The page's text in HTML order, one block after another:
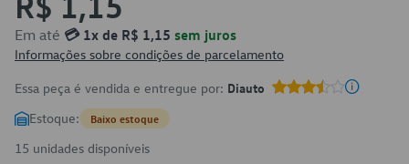
Em até 💳 1x de R$ 1,15 sem juros
Informações sobre condições de parcelamento
Essa peça é vendida e entregue por: Diauto
Estoque: Baixo estoque
15 unidades disponíveis